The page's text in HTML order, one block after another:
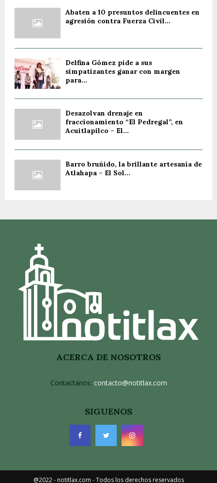
Abaten a 10 presuntos delincuentes en
agresión contra Fuerza Civil...
Delfina Gómez pide a sus
simpatizantes ganar con margen
para...
Desazolvan drenaje en
fraccionamiento “El Pedregal”, en
Acuitlapilco – El...
Barro bruñido, la brillante artesanía de
Atlahapa – El Sol...
ACERCA DE NOSOTROS
Contactanos: contacto@notitlax.com
SIGUENOS
@2022 - notitlax.com - Todos los derechos reservados